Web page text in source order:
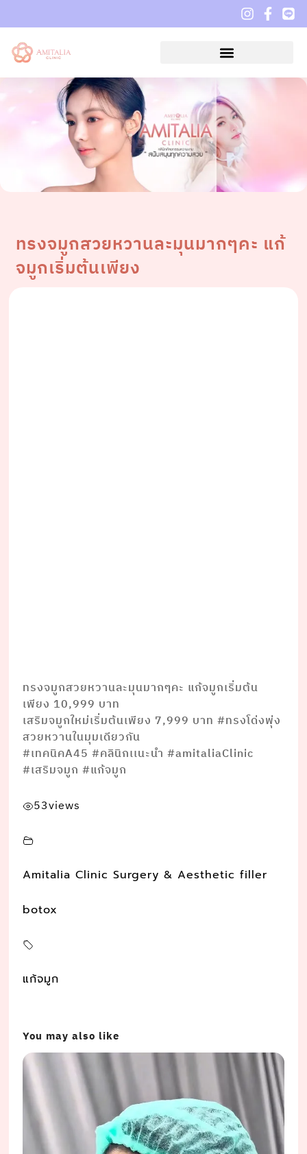
ทรงจมูกสวยหวานละมุนมากๆคะ แก้
จมูกเริ่มต้นเพียง
ทรงจมูกสวยหวานละมุนมากๆคะ แก้จมูกเริ่มต้น
เพียง 10,999 บาท
เสริมจมูกใหม่เริ่มต้นเพียง 7,999 บาท #ทรงโด่งพุ่ง
สวยหวานในมุมเดียวกัน
#เทคนิคA45 #คลินิกเเนะนำ #amitaliaClinic
#เสริมจมูก #แก้จมูก
53views
Amitalia Clinic Surgery & Aesthetic filler
botox
แก้จมูก
You may also like